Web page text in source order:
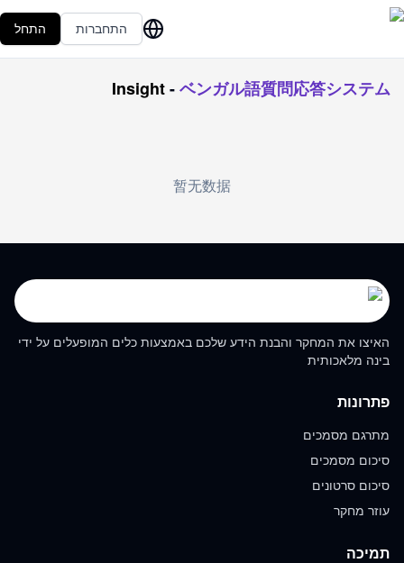
התחברות התחל
Insight-ベンガル語質問応答システム
暂无数据
האיצו את המחקר והבנת הידע שלכם באמצעות כלים המופעלים על ידי
בינה מלאכותית
פתרונות
מתרגם מסמכים
סיכום מסמכים
סיכום סרטונים
עוזר מחקר
תמיכה